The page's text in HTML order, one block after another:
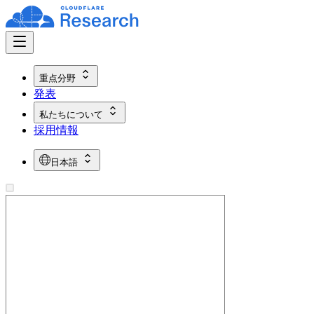
重点分野
発表
私たちについて
採用情報
日本語